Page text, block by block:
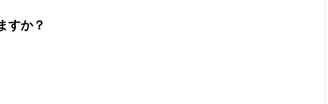
すか？